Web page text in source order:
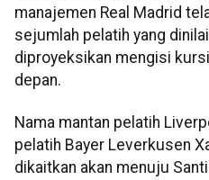
manajemen Real Madrid
sejumlah pelatih yang
diproyeksikan mengisi
depan.
Nama mantan pelatih
pelatih Bayer Leverkusen
dikaitkan akan menuju